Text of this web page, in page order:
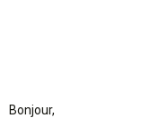
Bonjour,